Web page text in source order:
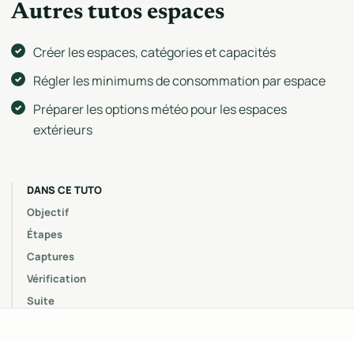
DANS CE TUTO
Objectif
Étapes
Captures
Vérification
Suite
Autres tutos espaces
Créer les espaces, catégories et capacités
Régler les minimums de consommation par espace
Préparer les options météo pour les espaces
extérieurs